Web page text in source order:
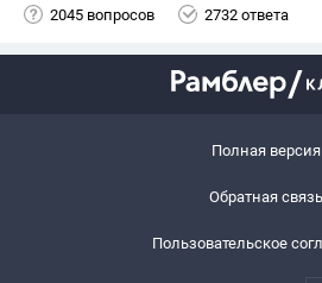
2045 вопросов 2732 ответа
Полная версия
Обратная связь
Пользовательское